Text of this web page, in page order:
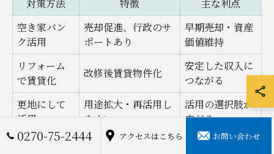
対策方法 特徴
主な利点
空き家バン
ク活用
売却促進、行政のサ
ポートあり
早期売却・資産
価値維持
リフォーム
で賃貸化
改修後賃貸物件化
安定した収入に
つながる
更地にして
活用
用途拡大・再活用し
やすい
活用の選択肢が
広がる
0270-75-2444 アクセスはこちら お問い合わせ